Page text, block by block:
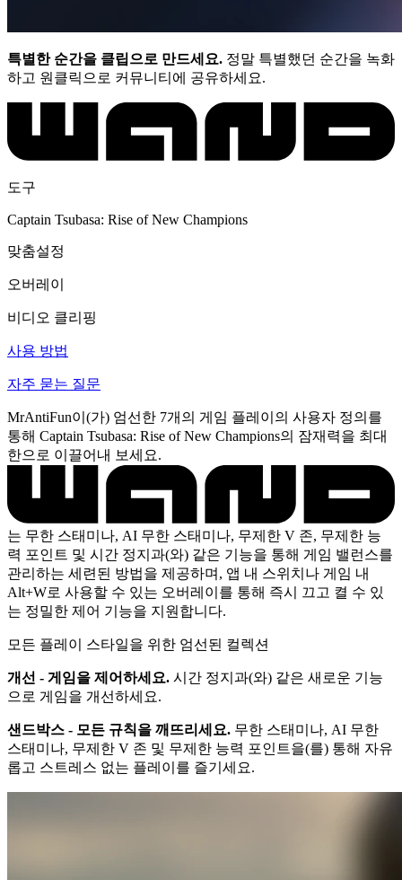
특별한 순간을 클립으로 만드세요. 정말 특별했던 순간을 녹화
하고 원클릭으로 커뮤니티에 공유하세요.
도구
Captain Tsubasa: Rise of New Champions
맞춤설정
오버레이
비디오 클리핑
사용 방법
자주 묻는 질문
MrAntiFun이(가) 엄선한 7개의 게임 플레이의 사용자 정의를
통해 Captain Tsubasa: Rise of New Champions의 잠재력을 최대
한으로 이끌어내 보세요.
는 무한 스태미나, AI 무한 스태미나, 무제한 V 존, 무제한 능
력 포인트 및 시간 정지과(와) 같은 기능을 통해 게임 밸런스를
관리하는 세련된 방법을 제공하며, 앱 내 스위치나 게임 내
Alt+W로 사용할 수 있는 오버레이를 통해 즉시 끄고 켤 수 있
는 정밀한 제어 기능을 지원합니다.
모든 플레이 스타일을 위한 엄선된 컬렉션
개선 - 게임을 제어하세요. 시간 정지과(와) 같은 새로운 기능
으로 게임을 개선하세요.
샌드박스 - 모든 규칙을 깨뜨리세요. 무한 스태미나, AI 무한
스태미나, 무제한 V 존 및 무제한 능력 포인트을(를) 통해 자유
롭고 스트레스 없는 플레이를 즐기세요.